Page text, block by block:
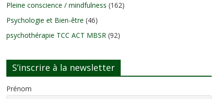
Pleine conscience / mindfulness (162)
Psychologie et Bien-être (46)
psychothérapie TCC ACT MBSR (92)
S’inscrire à la newsletter
Prénom